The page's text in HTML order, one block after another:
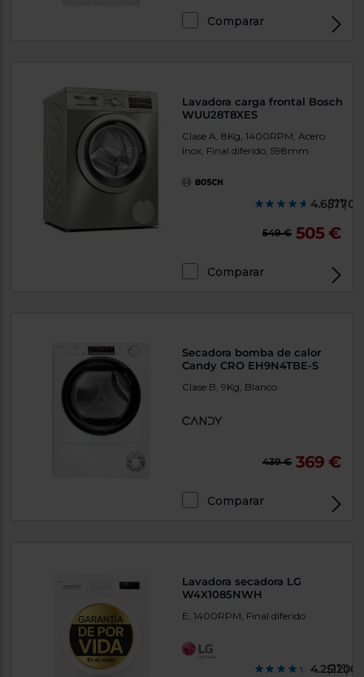
Comparar
Lavadora carga frontal Bosch
WUU28T8XES
Clase A, 8Kg, 1400RPM, Acero
Inox, Final diferido, 598mm
(111)
549 € 505 €
Comparar
Secadora bomba de calor
Candy CRO EH9N4TBE-S
Clase B, 9Kg, Blanco
439 € 369 €
Comparar
Lavadora secadora LG
W4X1085NWH
E, 1400RPM, Final diferido
4.2512000
(211)